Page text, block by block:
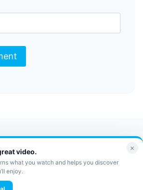
FAQ
Bulletin
JT Portal
×
video.
what you watch and helps you discover
enjoy.